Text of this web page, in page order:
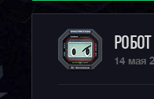
14 мая